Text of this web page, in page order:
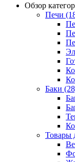
Обзор
Печи
Баки
Товары